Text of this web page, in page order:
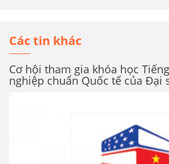
Các tin khác
Cơ hội tham gia khóa học
nghiệp chuẩn Quốc tế của Đại